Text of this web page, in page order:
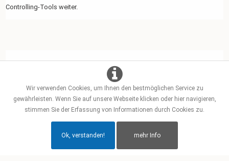
Controlling-Tools weiter.
Copyright © Prof. Dr. Tilo Hildebrandt
Wir verwenden Cookies, um Ihnen den bestmöglichen Service zu
gewährleisten. Wenn Sie auf unsere Webseite klicken oder hier navigieren,
stimmen Sie der Erfassung von Informationen durch Cookies zu.
Ok, verstanden! mehr Info